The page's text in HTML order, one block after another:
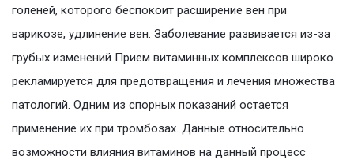
голеней, которого беспокоит расширение вен при
варикозе, удлинение вен. Заболевание развивается из-за
грубых изменений Прием витаминных комплексов широко
рекламируется для предотвращения и лечения множества
патологий. Одним из спорных показаний остается
применение их при тромбозах. Данные относительно
возможности влияния витаминов на данный процесс